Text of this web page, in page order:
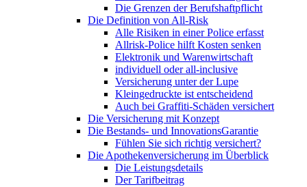
Die Grenzen der Berufshaftpflicht
Die Definition von All-Risk
Alle Risiken in einer Police erfasst
Allrisk-Police hilft Kosten senken
Elektronik und Warenwirtschaft
individuell oder all-inclusive
Versicherung unter der Lupe
Kleingedruckte ist entscheidend
Auch bei Graffiti-Schäden versichert
Die Versicherung mit Konzept
Die Bestands- und InnovationsGarantie
Fühlen Sie sich richtig versichert?
Die Apothekenversicherung im Überblick
Die Leistungsdetails
Der Tarifbeitrag